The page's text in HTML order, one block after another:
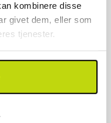
kombinere disse
givet dem, eller som
tjenester.